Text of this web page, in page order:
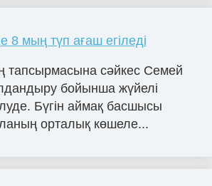
мың түп ағаш егіледі
тапсырмасына сәйкес Семей
бойынша жүйелі
Бүгін аймақ басшысы
орталық көшеле...